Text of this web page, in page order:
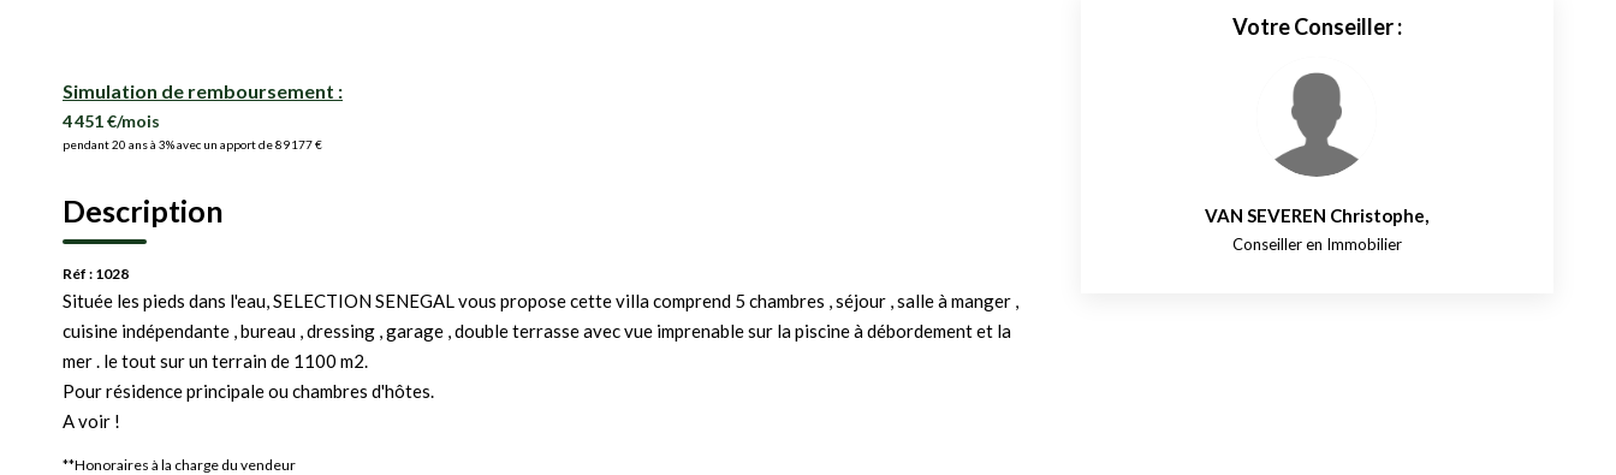
Simulation de remboursement :
4 451 €/mois
pendant 20 ans à 3% avec un apport de 89 177 €
Description
Réf : 1028
Située les pieds dans l'eau, SELECTION SENEGAL vous propose cette villa comprend 5 chambres , séjour , salle à manger ,
cuisine indépendante , bureau , dressing , garage , double terrasse avec vue imprenable sur la piscine à débordement et la
mer . le tout sur un terrain de 1100 m2.
Pour résidence principale ou chambres d'hôtes.
A voir !
**Honoraires à la charge du vendeur
Votre Conseiller :
VAN SEVEREN Christophe,
Conseiller en Immobilier